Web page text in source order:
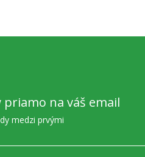
na váš email
medzi prvými